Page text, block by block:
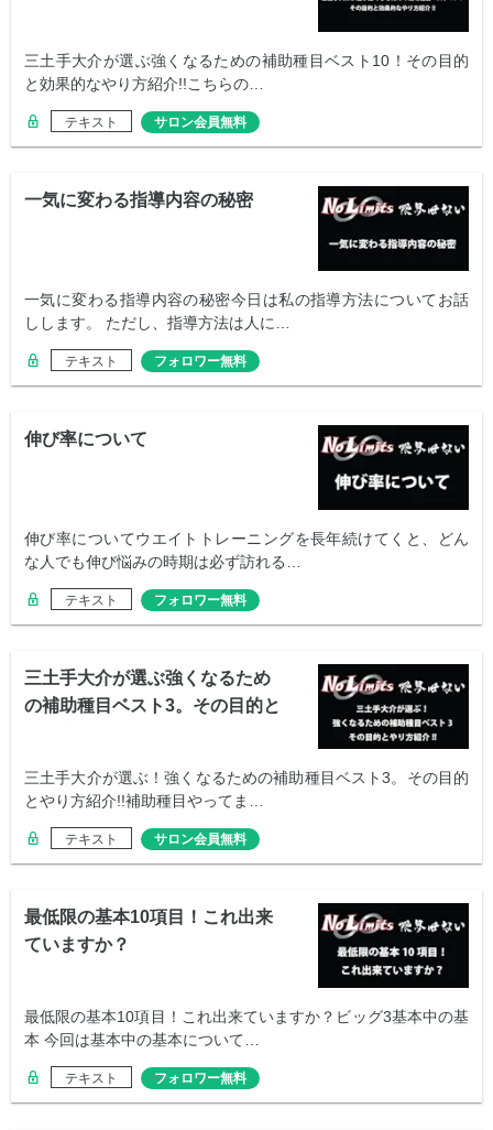
三土手大介が選ぶ強くなるための補助種目ベスト10！その目的
と効果的なやり方紹介!!こちらの…
テキスト サロン会員無料
一気に変わる指導内容の秘密
一気に変わる指導内容の秘密今日は私の指導方法についてお話
しします。 ただし、指導方法は人に…
テキスト フォロワー無料
伸び率について
伸び率についてウエイトトレーニングを長年続けてくと、どん
な人でも伸び悩みの時期は必ず訪れる…
テキスト フォロワー無料
三土手大介が選ぶ強くなるため
の補助種目ベスト3。その目的と
三土手大介が選ぶ！強くなるための補助種目ベスト3。その目的
とやり方紹介!!補助種目やってま…
テキスト サロン会員無料
最低限の基本10項目！これ出来
ていますか？
最低限の基本10項目！これ出来ていますか？ビッグ3基本中の基
本 今回は基本中の基本について…
テキスト フォロワー無料